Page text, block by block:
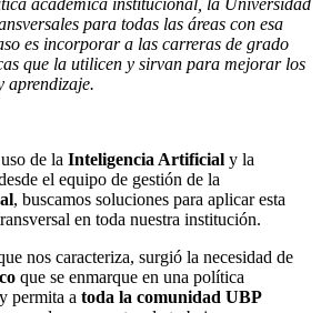
para todas las áreas con esa
es incorporar a las carreras de grado
que la utilicen y sirvan para mejorar los
aprendizaje.
de la Inteligencia Artificial y la
el equipo de gestión de la
, buscamos soluciones para aplicar esta
en toda nuestra institución.
nos caracteriza, surgió la necesidad de
que se enmarque en una política
permita a toda la comunidad UBP